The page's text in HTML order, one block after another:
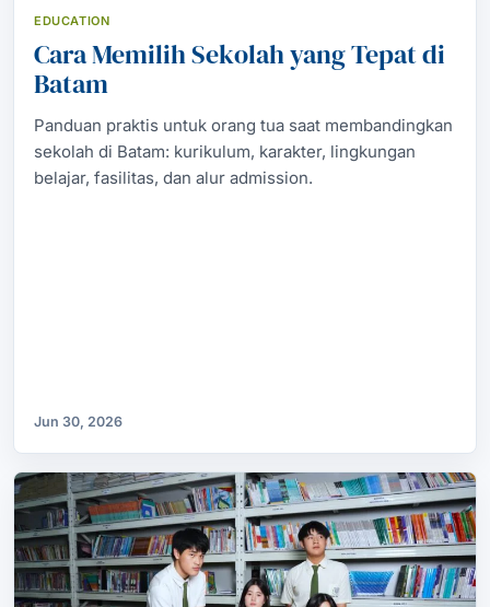
EDUCATION
Cara Memilih Sekolah yang Tepat di
Batam
Panduan praktis untuk orang tua saat membandingkan
sekolah di Batam: kurikulum, karakter, lingkungan
belajar, fasilitas, dan alur admission.
Jun 30, 2026